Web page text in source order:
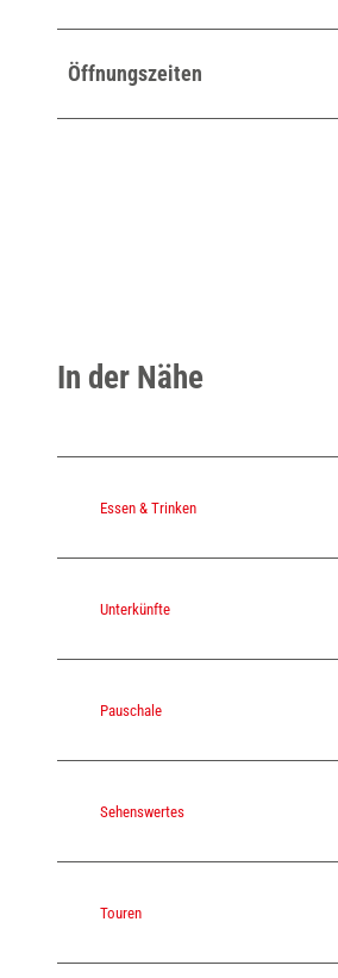
Öffnungszeiten
In der Nähe
Essen & Trinken
Unterkünfte
Pauschale
Sehenswertes
Touren